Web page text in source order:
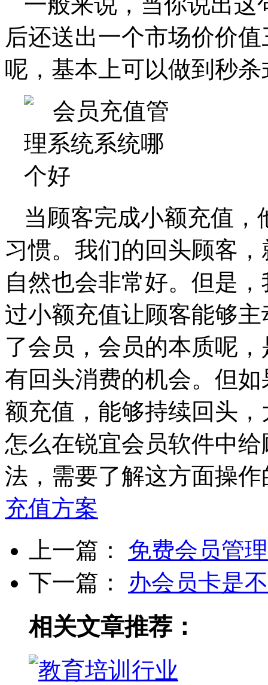
后还送出一个市场价价
呢，基本上可以做到秒
当顾客完成小额充值
习惯。我们的回头顾客
自然也会非常好。但是
过小额充值让顾客能够
了会员，会员的本质呢
有回头消费的机会。但
额充值，能够持续回头
怎么在锐宜会员软件中
法，需要了解这方面操
充值方案
上一篇： 免费会员管
下一篇： 办会员卡是
相关文章推荐：